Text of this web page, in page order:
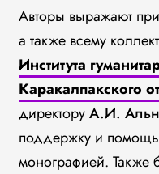
Авторы выражают
а также всему
Института
Каракалпакского
директоруА.И.
поддержку и
монографией. Также